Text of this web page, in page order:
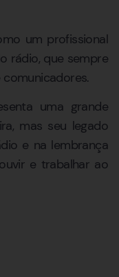
um profissional
rádio, que sempre
uma grande
mas seu legado
e na lembrança
e trabalhar ao